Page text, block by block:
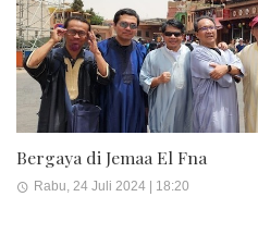
Bergaya di Jemaa El Fna
Rabu, 24 Juli 2024 | 18:20